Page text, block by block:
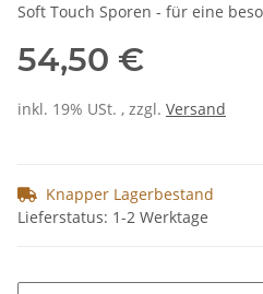
Soft Touch Sporen - für eine
54,50 €
inkl. 19% USt. , zzgl. Versand
Knapper Lagerbestand
Lieferstatus: 1-2 Werktage